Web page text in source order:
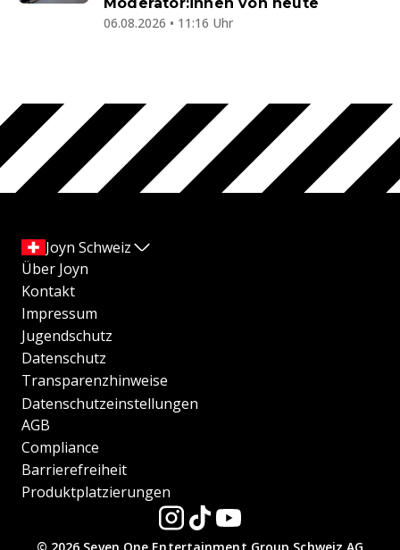
06.08.2026 • 11:16 Uhr
Joyn Schweiz
Über Joyn
Kontakt
Impressum
Jugendschutz
Datenschutz
Transparenzhinweise
Datenschutzeinstellungen
AGB
Compliance
Barrierefreiheit
Produktplatzierungen